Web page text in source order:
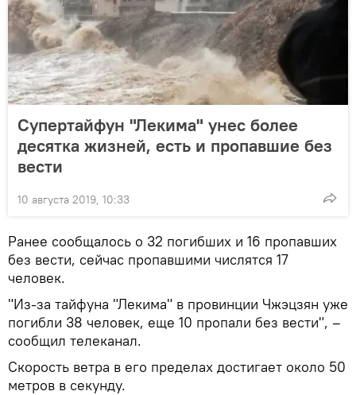
Супертайфун "Лекима" унес более
десятка жизней, есть и пропавшие без
вести
10 августа 2019, 10:33
Ранее сообщалось о 32 погибших и 16 пропавших
без вести, сейчас пропавшими числятся 17
человек.
"Из-за тайфуна "Лекима" в провинции Чжэцзян уже
погибли 38 человек, еще 10 пропали без вести", –
сообщил телеканал.
Скорость ветра в его пределах достигает около 50
метров в секунду.